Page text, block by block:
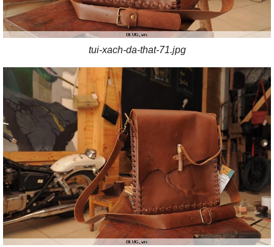
tui-xach-da-that-71.jpg